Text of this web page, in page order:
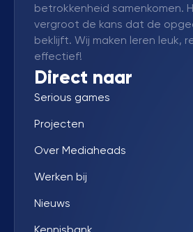
betrokkenheid samenkomen.
vergroot de kans dat de
beklijft. Wij maken leren leuk,
effectief!
Direct naar
Serious games
Projecten
Over Mediaheads
Werken bij
Nieuws